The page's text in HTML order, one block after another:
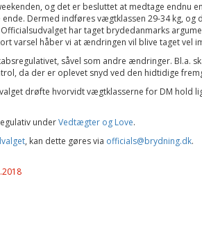
og det er besluttet at medtage endnu en
Dermed indføres vægtklassen 29-34 kg, og
har taget brydedanmarks
varsel håber vi at ændringen vil blive taget vel
såvel som andre ændringer. Bl.a.
da der er oplevet snyd ved den hidtidige
drøfte hvorvidt vægtklasserne for DM hold
underVedtægter og Love.
, kan dette gøres via officials@brydning.dk.